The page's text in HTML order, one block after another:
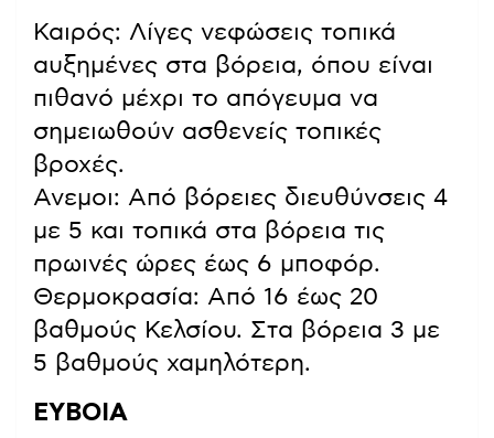
Καιρός: Λίγες νεφώσεις τοπικά
αυξημένες στα βόρεια, όπου είναι
πιθανό μέχρι το απόγευμα να
σημειωθούν ασθενείς τοπικές
βροχές.
Ανεμοι: Από βόρειες διευθύνσεις 4
με 5 και τοπικά στα βόρεια τις
πρωινές ώρες έως 6 μποφόρ.
Θερμοκρασία: Από 16 έως 20
βαθμούς Κελσίου. Στα βόρεια 3 με
5 βαθμούς χαμηλότερη.
ΕΥΒΟΙΑ